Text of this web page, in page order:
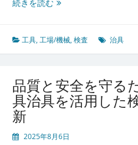
進
続きを読む
証
を
え
る
道
進
工具,工場/機械,検査 治具
品質と安全を守る
具治具を活用した
新
2025年8月6日